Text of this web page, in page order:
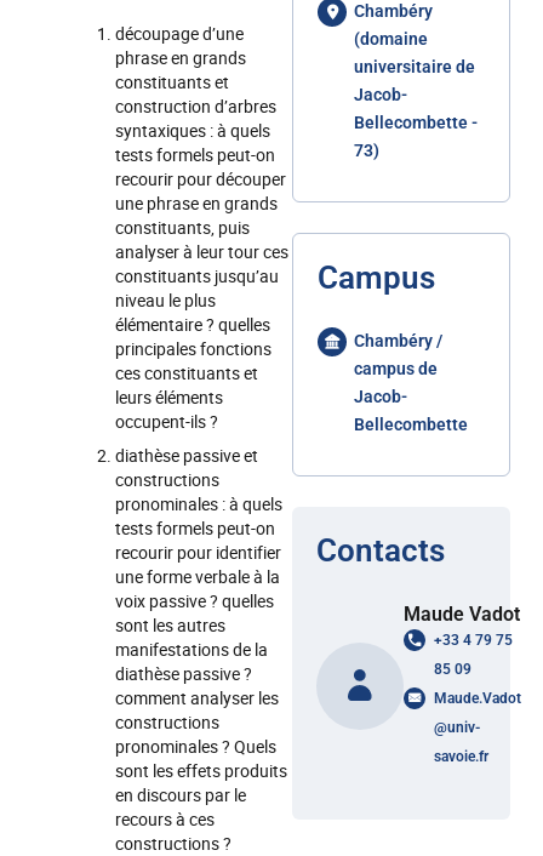
découpage d’une
phrase en grands
constituants et
construction d’arbres
syntaxiques : à quels
tests formels peut-on
recourir pour découper
une phrase en grands
constituants, puis
analyser à leur tour ces
constituants jusqu’au
niveau le plus
élémentaire ? quelles
principales fonctions
ces constituants et
leurs éléments
occupent-ils ?
diathèse passive et
constructions
pronominales : à quels
tests formels peut-on
recourir pour identifier
une forme verbale à la
voix passive ? quelles
sont les autres
manifestations de la
diathèse passive ?
comment analyser les
constructions
pronominales ? Quels
sont les effets produits
en discours par le
recours à ces
constructions ?
Chambéry
(domaine
universitaire de
Jacob-
Bellecombette -
73)
Campus
Chambéry /
campus de
Jacob-
Bellecombette
Contacts
Maude Vadot
+33 4 79 75
85 09
Maude.Vadot
@univ-
savoie.fr